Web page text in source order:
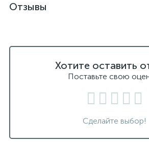
Отзывы
Хотите оставить
Поставьте свою
Сделайте выбор!